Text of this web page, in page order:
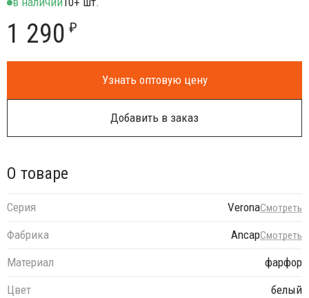
1 290 ₽
Узнать оптовую цену
Добавить в заказ
О товаре
Серия VeronaСмотреть
Фабрика AncapСмотреть
Материал
фарфор
Цвет
белый